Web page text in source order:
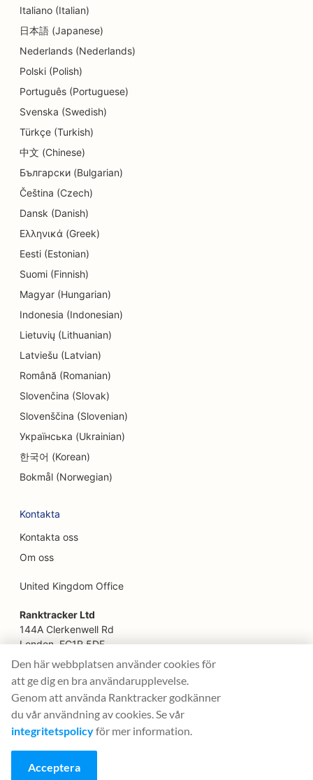
SEO för detaljhandelsbutiker
SEO för matgäster
SEO för utbildnings- och barnomsorgstjänster
SEO för donutbutiker
SEO för kemtvättar
SEO för elektriker
SEO för ingenjörsbyråer
SEO för endodontister
SEO för Escape Rooms
EO för etniska restauranger
SEO för restauranger från jord till bord
SEO för Facelift-tjänster
SEO för snabbmatsrestauranger
SEO för blomsterhandlare
SEO för restauranger med god mat
SEO för finansiella tjänster
SEO för franska konditorier
SEO för food trucks
SEO för butiker med frusen yoghurt
SEO för allmäntandläkare (DDS eller DMD)
SEO för Fusion Cuisine Trucks
SEO för daghem
Italiano (Italian)
日本語 (Japanese)
Nederlands (Nederlands)
Polski (Polish)
Português (Portuguese)
Svenska (Swedish)
Türkçe (Turkish)
中文 (Chinese)
Български (Bulgarian)
Čeština (Czech)
Dansk (Danish)
Ελληνικά (Greek)
Eesti (Estonian)
Suomi (Finnish)
Magyar (Hungarian)
Indonesia (Indonesian)
Lietuvių (Lithuanian)
Latviešu (Latvian)
Română (Romanian)
Slovenčina (Slovak)
Slovenščina (Slovenian)
Українська (Ukrainian)
한국어 (Korean)
Bokmål (Norwegian)
Kontakta
Kontakta oss
Om oss
United Kingdom Office
Ranktracker Ltd
144A Clerkenwell Rd
London, EC1R 5DF
Company No: 08820809
felix@ranktracker.com
2015 - 2026© Ranktracker. All Rights Reserved.
Den här webbplatsen använder cookies för
att ge dig en bra användarupplevelse.
Genom att använda Ranktracker godkänner
du vår användning av cookies. Se vår
integritetspolicyför mer information.
Acceptera